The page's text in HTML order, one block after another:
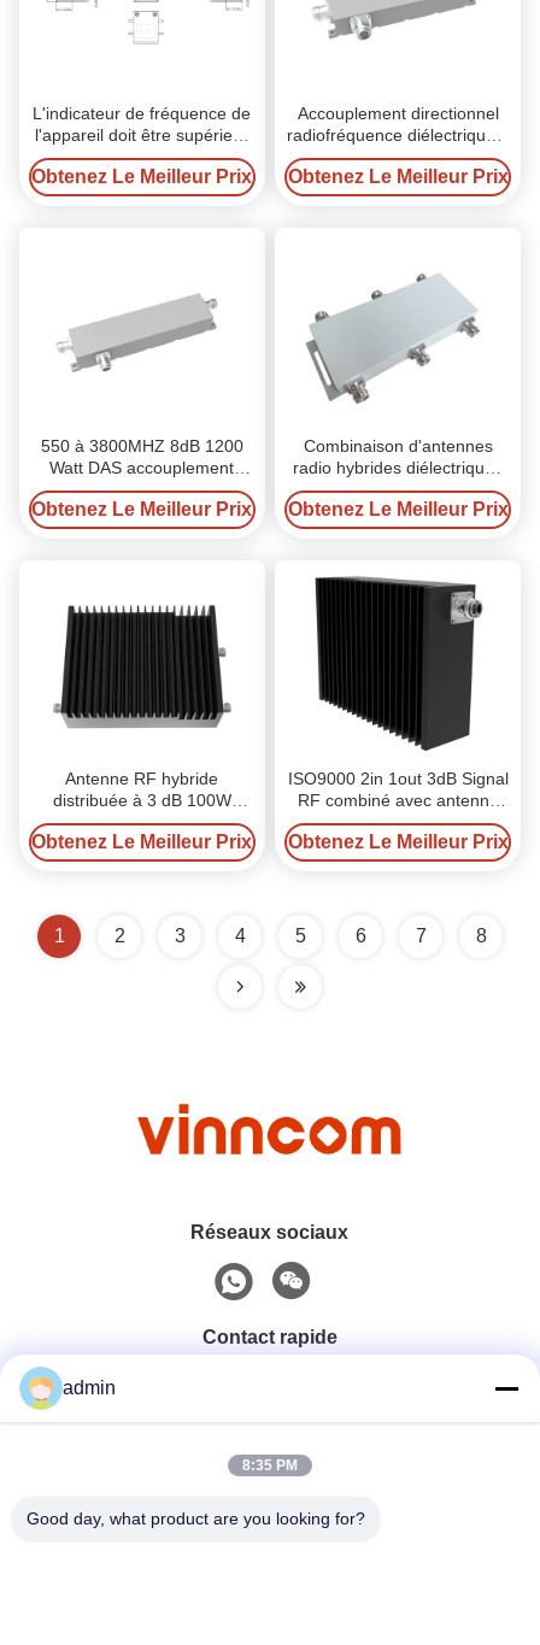
L'indicateur de fréquence de
l'appareil doit être supérieur
ou égal à:
Obtenez Le Meilleur Prix
Accouplement directionnel
radiofréquence diélectrique à
air de 12 dB 500w
Obtenez Le Meilleur Prix
550 à 3800MHZ 8dB 1200
Watt DAS accouplement
directionnel RF
Obtenez Le Meilleur Prix
Combinaison d'antennes
radio hybrides diélectriques
3x3 personnalisée
Obtenez Le Meilleur Prix
Antenne RF hybride
distribuée à 3 dB 100W
certifiée ROHS
Obtenez Le Meilleur Prix
ISO9000 2in 1out 3dB Signal
RF combiné avec antenne
550-6000MHz
Obtenez Le Meilleur Prix
1 2 3 4 5 6 7 8
Réseaux sociaux
Contact rapide
0086-551-65396351
E-Mail
admin
8:35 PM
Good day, what product are you looking for?